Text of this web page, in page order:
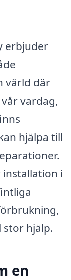
erbjuder
värld där
vardag,
hjälpa till
installation i
stor hjälp.
en